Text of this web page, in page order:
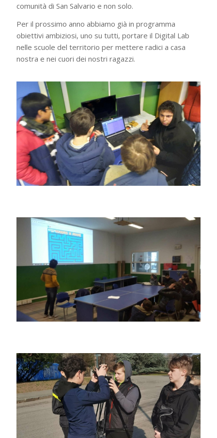
comunità di San Salvario e non solo.
Per il prossimo anno abbiamo già in programma
obiettivi ambiziosi, uno su tutti, portare il Digital Lab
nelle scuole del territorio per mettere radici a casa
nostra e nei cuori dei nostri ragazzi.